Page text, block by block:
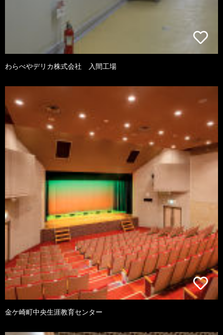
わらべやデリカ株式会社 入間工場
金ケ崎町中央生涯教育センター